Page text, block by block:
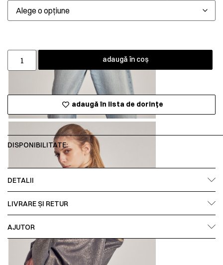
adaugă în coș
adaugă în lista de dorințe
DISPONIBILITATE:
DETALII
LIVRARE ȘI RETUR
AJUTOR